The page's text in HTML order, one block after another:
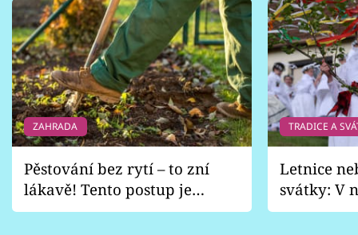
ZAHRADA
Pěstování bez rytí – to zní
lákavě! Tento postup je
vhodný jen pro některé
TRADICE A
Letnice
svátky: V
pondělí